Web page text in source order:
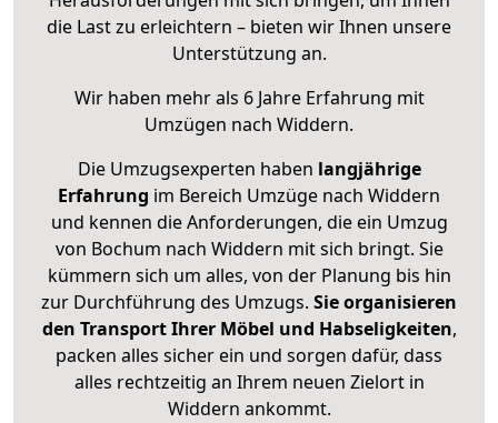
die Last zu erleichtern – bieten wir Ihnen unsere
Unterstützung an.
Wir haben mehr als 6 Jahre Erfahrung mit
Umzügen nach Widdern.
Die Umzugsexperten haben langjährige
Erfahrung im Bereich Umzüge nach Widdern
und kennen die Anforderungen, die ein Umzug
von Bochum nach Widdern mit sich bringt. Sie
kümmern sich um alles, von der Planung bis hin
zur Durchführung des Umzugs. Sie organisieren
den Transport Ihrer Möbel und Habseligkeiten,
packen alles sicher ein und sorgen dafür, dass
alles rechtzeitig an Ihrem neuen Zielort in
Widdern ankommt.